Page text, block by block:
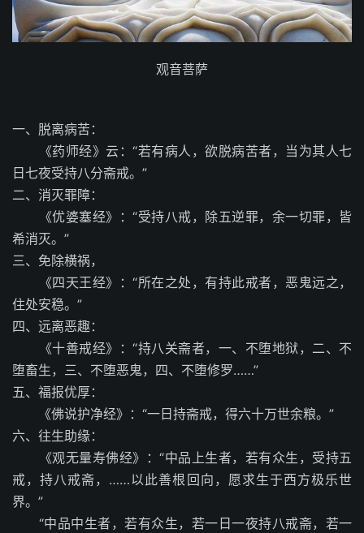
观音菩萨
一、脱离病苦：
《药师经》云：“若有病人，欲脱病苦者，当为其人七
日七夜受持八分斋戒。”
二、消灭罪障：
《优婆塞经》：“受持八戒，除五逆罪，余一切罪，皆
希消灭。”
三、免除横祸，
《四天王经》：“所在之处，有持此戒者，恶鬼远之，
住处安稳。”
四、远离恶趣：
《十善戒经》：“持八关斋者，一、不堕地狱，二、不
堕畜生，三、不堕恶鬼，四、不堕修罗……”
五、福报优厚：
《佛说护净经》：“一日持斋戒，得六十万世余粮。”
六、往生助缘：
《观无量寿佛经》：“中品上生者，若有众生，受持五
戒，持八戒斋，……以此善根回向，愿求生于西方极乐世
界。”
“中品中生者，若有众生，若一日一夜持八戒斋，若一